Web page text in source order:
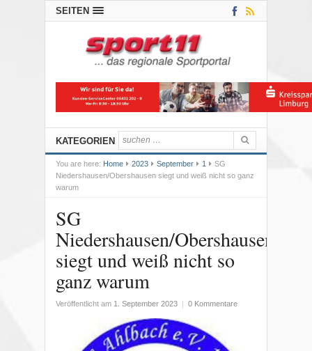
SEITEN
KATEGORIEN
You are here: Home 2023 September 1
SG
Niedershausen/Obershausen siegt und weiß nicht so ganz
warum
SG
Niedershausen/Obershausen
siegt und weiß nicht so
ganz warum
Veröffentlicht am 1. September 2023 0 Kommentare